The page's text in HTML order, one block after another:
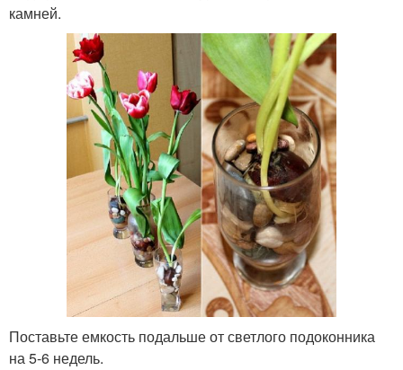
камней.
Поставьте емкость подальше от светлого подоконника
на 5-6 недель.